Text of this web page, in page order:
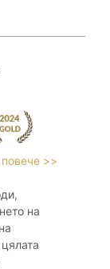
>>
на